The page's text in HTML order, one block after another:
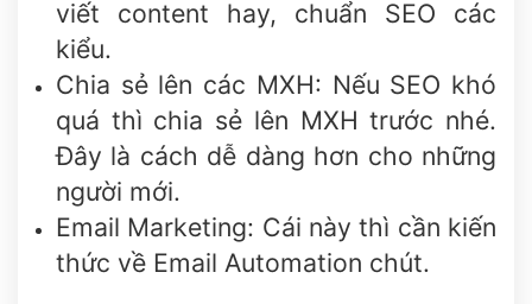
viết content hay, chuẩn SEO các
kiểu.
Chia sẻ lên các MXH: Nếu SEO khó
quá thì chia sẻ lên MXH trước nhé.
Đây là cách dễ dàng hơn cho những
người mới.
Email Marketing: Cái này thì cần kiến
thức về Email Automation chút.